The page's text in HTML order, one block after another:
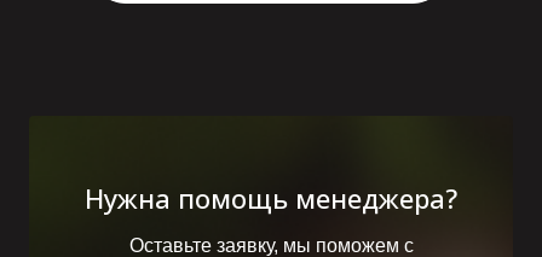
Нужна помощь менеджера?
Оставьте заявку, мы поможем с